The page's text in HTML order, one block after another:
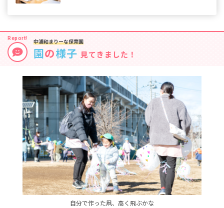
関係性。お迎えに来た保護者の方がホッと一息つけるような
雰囲気づくりを心がけています。
中浦和まりーな保育園
園 の様子 見てきました！
自分で作った凧、高く飛ぶかな